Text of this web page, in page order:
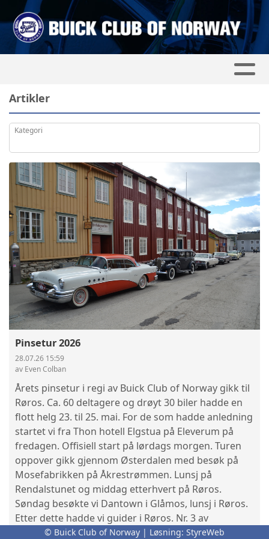
Artikler
Kategori
Pinsetur 2026
28.07.26 15:59
av Even Colban
Årets pinsetur i regi av Buick Club of Norway gikk til
Røros. Ca. 60 deltagere og drøyt 30 biler hadde en
flott helg 23. til 25. mai. For de som hadde anledning
startet vi fra Thon hotell Elgstua på Eleverum på
fredagen. Offisiell start på lørdags morgen. Turen
oppover gikk gjennom Østerdalen med besøk på
Mosefabrikken på Åkrestrømmen. Lunsj på
Rendalstunet og middag etterhvert på Røros.
Søndag besøkte vi Dantown i Glåmos, lunsj i Røros.
Etter dette hadde vi guider i Røros. Nr. 3 av
Roadmaster vil ha mye stoff fra denne turen.
© Buick Club of Norway | Løsning: StyreWeb